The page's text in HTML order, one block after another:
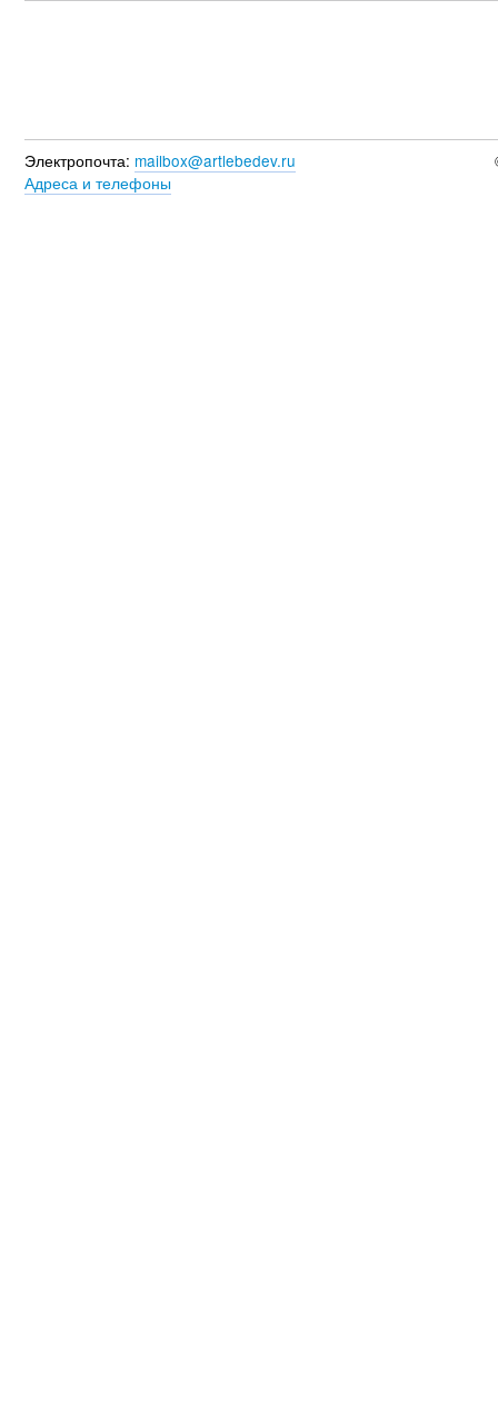
Электропочта: mailbox@artlebedev.ru
Адреса и телефоны